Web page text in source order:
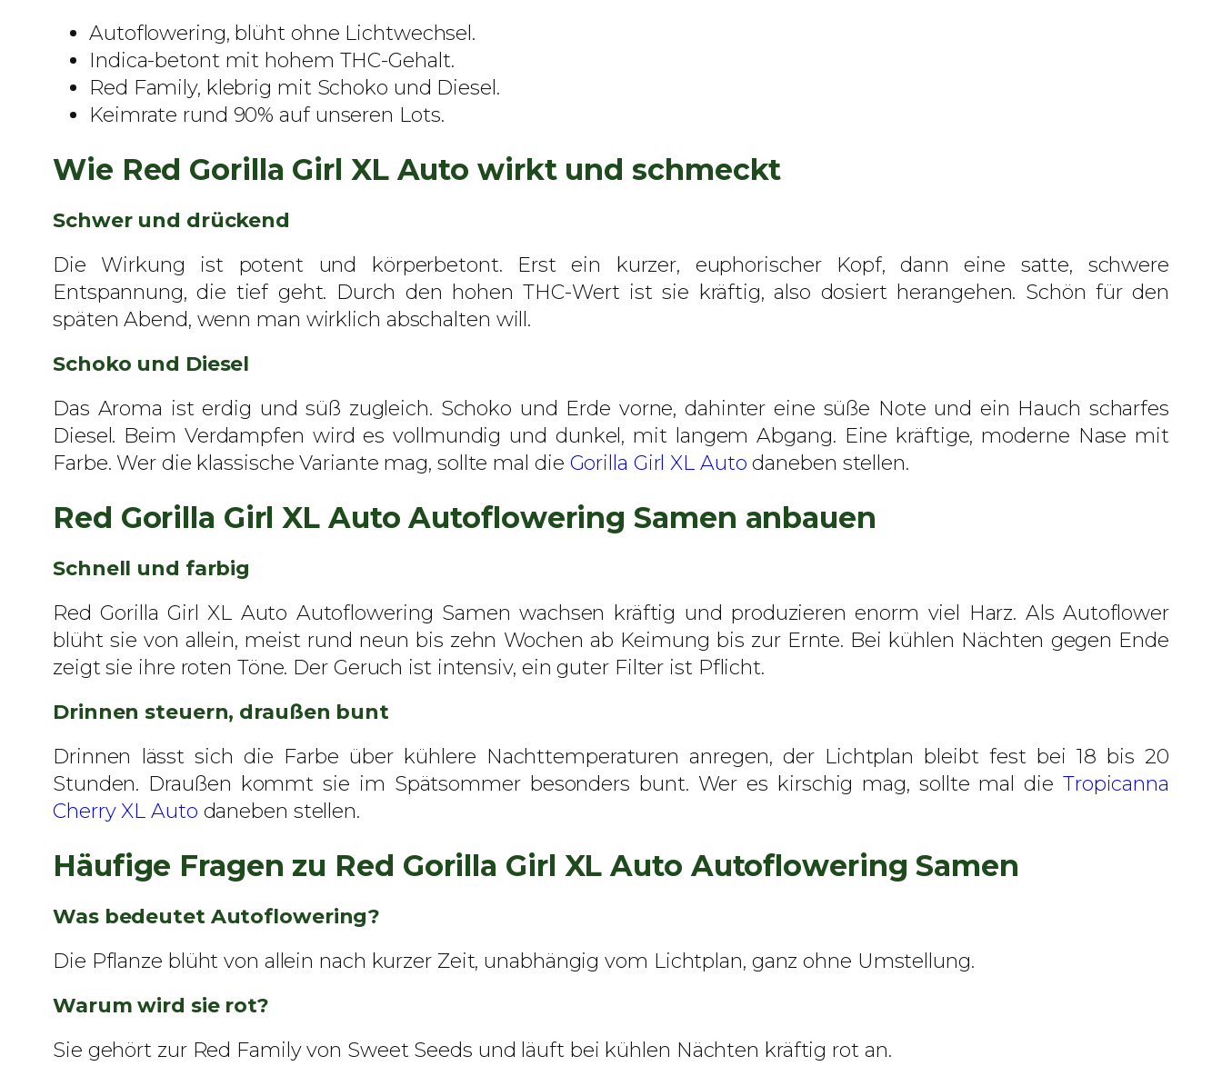
S
s
A
o
f
l
w
i
n
g
e
n
Autoflowering, blüht ohne Lichtwechsel.
Indica-betont mit hohem THC-Gehalt.
Red Family, klebrig mit Schoko und Diesel.
Keimrate rund 90% auf unseren Lots.
Wie Red Gorilla Girl XL Auto wirkt und schmeckt
Schwer und drückend
Die Wirkung ist potent und körperbetont. Erst ein kurzer, euphorischer Kopf, dann eine satte, schwere
Entspannung, die tief geht. Durch den hohen THC-Wert ist sie kräftig, also dosiert herangehen. Schön für den
späten Abend, wenn man wirklich abschalten will.
Schoko und Diesel
Das Aroma ist erdig und süß zugleich. Schoko und Erde vorne, dahinter eine süße Note und ein Hauch scharfes
Diesel. Beim Verdampfen wird es vollmundig und dunkel, mit langem Abgang. Eine kräftige, moderne Nase mit
Farbe. Wer die klassische Variante mag, sollte mal die Gorilla Girl XL Auto daneben stellen.
Red Gorilla Girl XL Auto Autoflowering Samen anbauen
Schnell und farbig
Red Gorilla Girl XL Auto Autoflowering Samen wachsen kräftig und produzieren enorm viel Harz. Als Autoflower
blüht sie von allein, meist rund neun bis zehn Wochen ab Keimung bis zur Ernte. Bei kühlen Nächten gegen Ende
zeigt sie ihre roten Töne. Der Geruch ist intensiv, ein guter Filter ist Pflicht.
Drinnen steuern, draußen bunt
Drinnen lässt sich die Farbe über kühlere Nachttemperaturen anregen, der Lichtplan bleibt fest bei 18 bis 20
Stunden. Draußen kommt sie im Spätsommer besonders bunt. Wer es kirschig mag, sollte mal die Tropicanna
Cherry XL Auto daneben stellen.
Häufige Fragen zu Red Gorilla Girl XL Auto Autoflowering Samen
Was bedeutet Autoflowering?
Die Pflanze blüht von allein nach kurzer Zeit, unabhängig vom Lichtplan, ganz ohne Umstellung.
Warum wird sie rot?
Sie gehört zur Red Family von Sweet Seeds und läuft bei kühlen Nächten kräftig rot an.